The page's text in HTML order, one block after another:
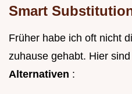
Smart
Früher habe ich oft nicht
zuhause gehabt. Hier
Alternativen :